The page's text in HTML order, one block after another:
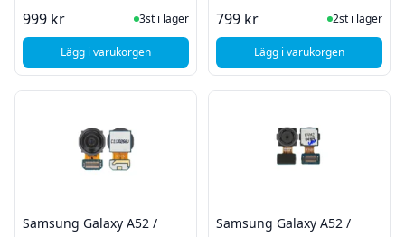
999 kr I Lager
3st i lager
Lägg i varukorgen , Samsung Galaxy A52 / A52s 5G / A72 - Byte
799 kr I Lager
2st i lager
Lägg i varukorgen, Samsung Galaxy
Samsung Galaxy A52 /
Samsung Galaxy A52 /